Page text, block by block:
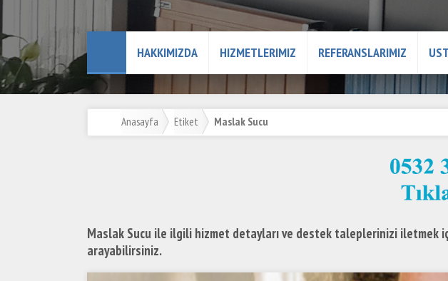
HAKKIMIZDA HIZMETLERIMIZ REFERANSLARIMIZ
Anasayfa Etiket Maslak Sucu
Maslak Sucu ile ilgili hizmet detayları ve destek taleplerinizi iletmek
arayabilirsiniz.